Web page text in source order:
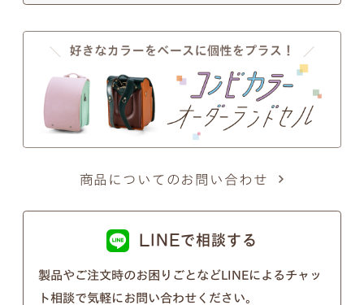
商品についてのお問い合わせ
LINEで相談する
製品やご注文時のお困りごとなどLINEによるチャッ
ト相談で気軽にお問い合わせください。
●写真の色は実物とは異なります。あらかじめご了
承ください。
注意事項2
筆記体のSとT、zとxの文字が似ているため、間違い
ではないかとのお問い合わせを頂くことがございま
以下の画像のようにきちんとそれぞれ違う形となっ
ておりますのでご安心ください。